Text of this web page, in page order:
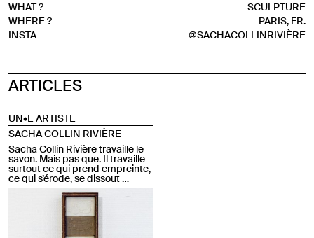
WHAT ?
SCULPTURE
WHERE ?
PARIS, FR.
INSTA
@SACHACOLLINRIVIÈRE
ARTICLES
UN•E ARTISTE
SACHA COLLIN RIVIÈRE
Sacha Collin Rivière travaille le
savon. Mais pas que. Il travaille
surtout ce qui prend empreinte,
ce qui s’érode, se dissout …